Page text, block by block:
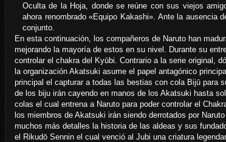
Oculta de la Hoja, donde se reúne con sus viejos
ahora renombrado «Equipo Kakashi». Ante la ausencia
conjunto.
En esta continuación, los compañeros de Naruto han
mejorando la mayoría de estos en su nivel. Durante su
controlar el chakra del Kyūbi. Contrario a la serie original,
la organización Akatsuki asume el papel antagónico
principal el capturar a todas las bestias con cola Bijū para
de los biju irán cayendo en manos de los Akatsuki hasta
colas el cual entrena a Naruto para poder controlar el
los miembros de Akatsuki irán siendo derrotados por
muchos más detalles la historia de las aldeas y sus
el Rikudō Sennin el cual venció al Jubi una criatura